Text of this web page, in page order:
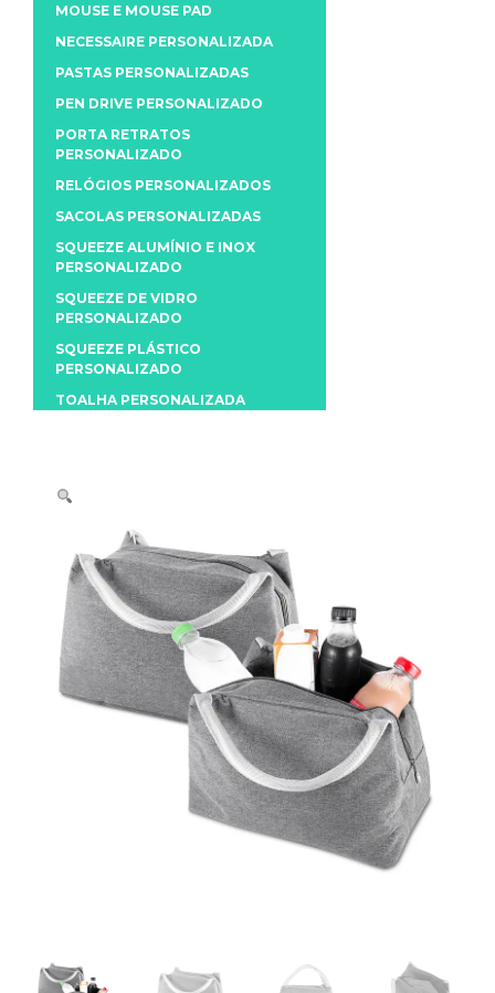
MOUSE E MOUSE PAD
NECESSAIRE PERSONALIZADA
PASTAS PERSONALIZADAS
PEN DRIVE PERSONALIZADO
PORTA RETRATOS
PERSONALIZADO
RELÓGIOS PERSONALIZADOS
SACOLAS PERSONALIZADAS
SQUEEZE ALUMÍNIO E INOX
PERSONALIZADO
SQUEEZE DE VIDRO
PERSONALIZADO
SQUEEZE PLÁSTICO
PERSONALIZADO
TOALHA PERSONALIZADA